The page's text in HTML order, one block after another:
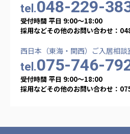
tel.048-229-
受付時間 平日 9:00〜18:00
採用などその他のお問い合わせ：
西日本（東海・関西）ご入居相談
tel.075-746-
受付時間 平日 9:00〜18:00
採用などその他のお問い合わせ：